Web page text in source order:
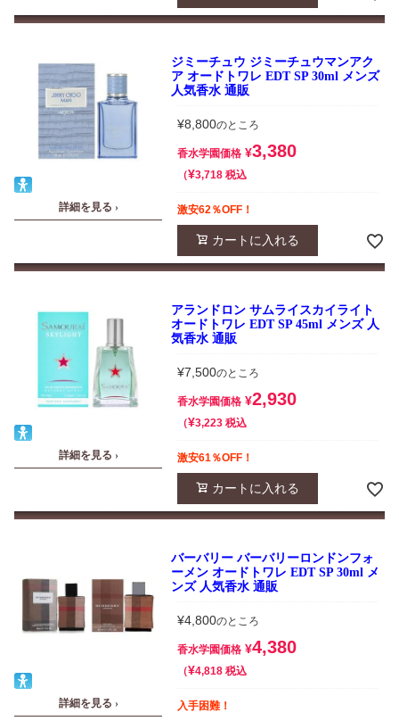
詳細を見る ›
ジミーチュウ ジミーチュウマンアク
ア オードトワレ EDT SP 30ml メンズ
人気香水 通販
¥8,800のところ
香水学園価格 ¥3,380
¥3,718 税込
激安62％OFF！
カートに入れる
詳細を見る ›
アランドロン サムライスカイライト
オードトワレ EDT SP 45ml メンズ 人
気香水 通販
¥7,500のところ
香水学園価格 ¥2,930
¥3,223 税込
激安61％OFF！
カートに入れる
詳細を見る ›
バーバリー バーバリーロンドンフォ
ーメン オードトワレ EDT SP 30ml メ
ンズ 人気香水 通販
¥4,800のところ
香水学園価格 ¥4,380
¥4,818 税込
入手困難！